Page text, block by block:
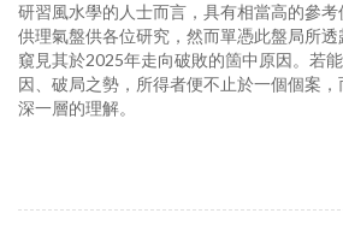
研習風水學的人士而言，具有相當高的參
供理氣盤供各位研究，然而單憑此盤局所透
窺見其於2025年走向破敗的箇中原因。若
因、破局之勢，所得者便不止於一個個案
深一層的理解。